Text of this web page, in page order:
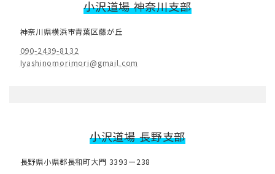
小沢道場 神奈川支部
神奈川県横浜市青葉区藤が丘
090-2439-8132
Iyashinomorimori@gmail.com
小沢道場長野支部
長野県小県郡長和町大門 3393ー238